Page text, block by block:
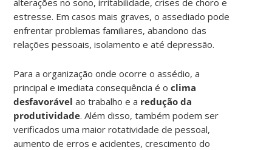
estresse. Em casos mais graves, o assediado pode
enfrentar problemas familiares, abandono das
relações pessoais, isolamento e até depressão.
Para a organização onde ocorre o assédio, a
principal e imediata consequência é oclima
desfavorável ao trabalho e a redução da
produtividade. Além disso, também podem ser
verificados uma maior rotatividade de pessoal,
aumento de erros e acidentes, crescimento do